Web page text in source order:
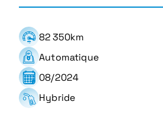
82 350km
Automatique
08/2024
Hybride